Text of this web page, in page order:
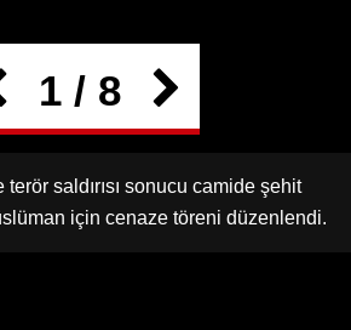
saldırısı sonucu camide şehit
için cenaze töreni düzenlendi.
1 / 8